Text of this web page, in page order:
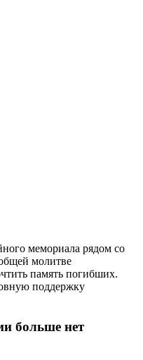
мемориала рядом со
молитве
память погибших.
поддержку
больше нет